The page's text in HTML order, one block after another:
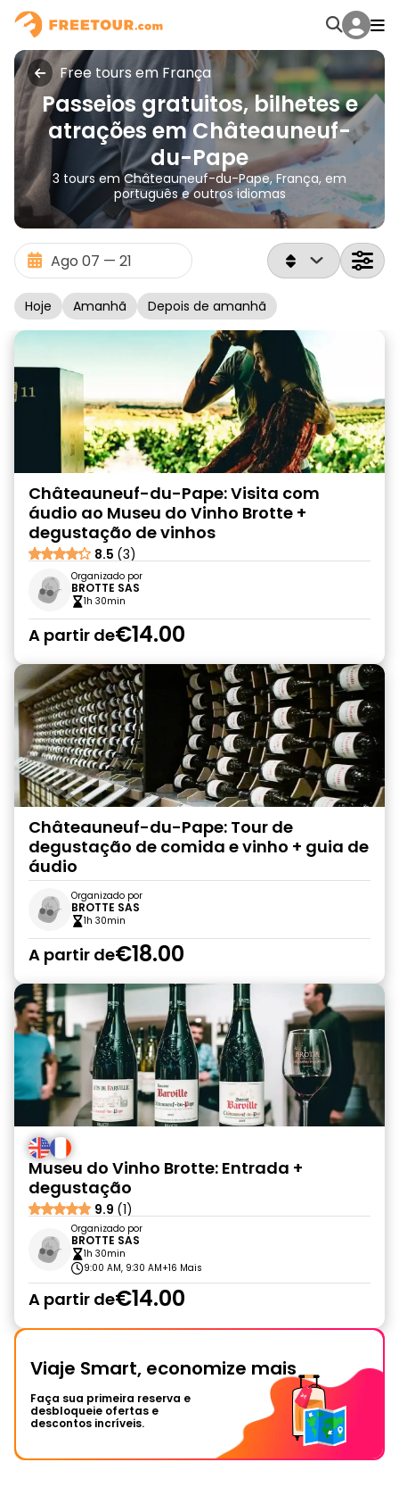
Free tours em França
Passeios gratuitos, bilhetes e
atrações em Châteauneuf-
du-Pape
3 tours em Châteauneuf-du-Pape, França, em
português e outros idiomas
Hoje Amanhã Depois de amanhã
Châteauneuf-du-Pape: Visita com
áudio ao Museu do Vinho Brotte +
degustação de vinhos
8.5 (3)
Organizado por
BROTTE SAS
1h 30min
A partir de€14.00
Châteauneuf-du-Pape: Tour de
degustação de comida e vinho + guia de
áudio
Organizado por
BROTTE SAS
1h 30min
A partir de€18.00
Museu do Vinho Brotte: Entrada +
degustação
9.9 (1)
Organizado por
BROTTE SAS
1h 30min
9:00 AM, 9:30 AM+16 Mais
A partir de€14.00
Viaje Smart, economize mais
Faça sua primeira reserva e
desbloqueie ofertas e
descontos incríveis.